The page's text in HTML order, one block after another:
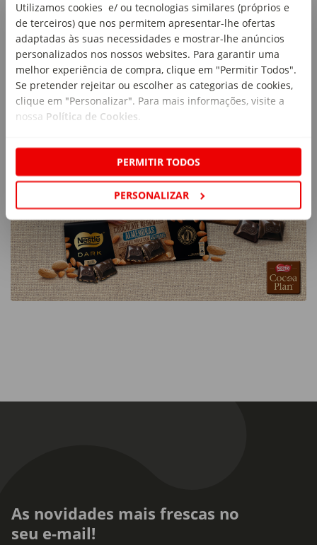
Utilizamos cookies e/ ou tecnologias similares (próprios e
de terceiros) que nos permitem apresentar-lhe ofertas
adaptadas às suas necessidades e mostrar-lhe anúncios
personalizados nos nossos websites. Para garantir uma
melhor experiência de compra, clique em "Permitir Todos".
Se pretender rejeitar ou escolher as categorias de cookies,
clique em "Personalizar". Para mais informações, visite a
nossa Política de Cookies.
PERMITIR TODOS
PERSONALIZAR
As novidades mais frescas no
seu e-mail!